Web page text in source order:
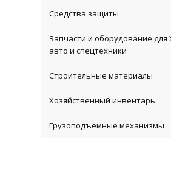
Средства защиты
Запчасти и оборудование для
авто и спецтехники
Строительные материалы
Хозяйственный инвентарь
Грузоподъемные механизмы